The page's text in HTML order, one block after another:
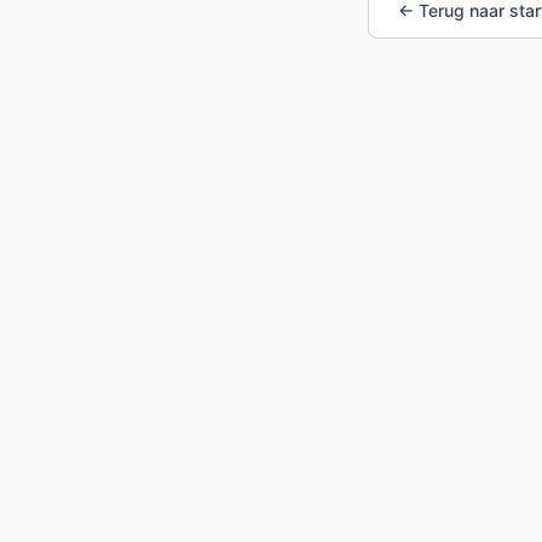
← Terug naar